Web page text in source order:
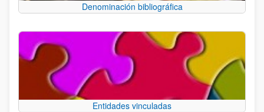
Denominación bibliográfica
Entidades vinculadas